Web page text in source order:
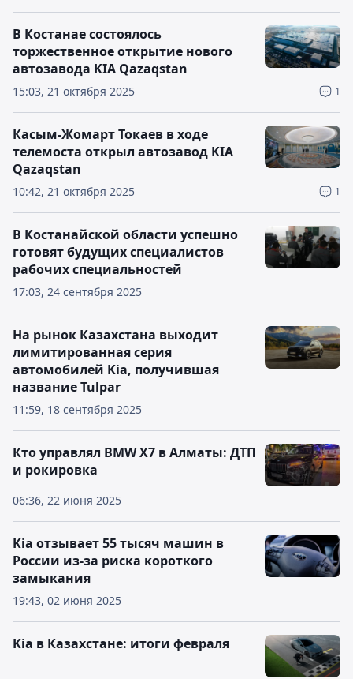
15:03, 21 октября 2025 1
В Костанае состоялось
торжественное открытие нового
автозавода KIA Qazaqstan
10:42, 21 октября 2025 1
Касым-Жомарт Токаев в ходе
телемоста открыл автозавод KIA
Qazaqstan
17:03, 24 сентября 2025
В Костанайской области успешно
готовят будущих специалистов
рабочих специальностей
11:59, 18 сентября 2025
На рынок Казахстана выходит
лимитированная серия
автомобилей Kia, получившая
название Tulpar
06:36, 22 июня 2025
Кто управлял BMW Х7 в Алматы: ДТП
и рокировка
19:43, 02 июня 2025
Kia отзывает 55 тысяч машин в
России из-за риска короткого
замыкания
Kia в Казахстане: итоги февраля